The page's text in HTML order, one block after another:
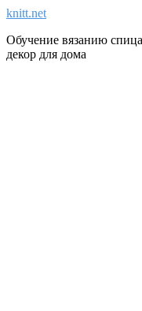
knitt.net
Обучение вязанию
декор для дома